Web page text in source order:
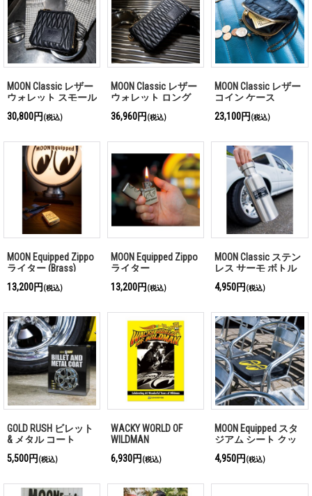
MOON Classic レザー
ウォレット スモール
30,800円 (税込)
MOON Classic レザー
ウォレット ロング
36,960円 (税込)
MOON Classic レザー
コイン ケース
23,100円 (税込)
MOON Equipped Zippo
ライター (Brass)
13,200円 (税込)
MOON Equipped Zippo
ライター
13,200円 (税込)
MOON Classic ステン
レス サーモ ボトル
グランデ
4,950円 (税込)
GOLD RUSH ビレット
& メタル コート
5,500円(税込)
WACKY WORLD OF
WILDMAN
6,930円(税込)
MOON Equipped スタ
ジアム シート クッ
4,950円(税込)